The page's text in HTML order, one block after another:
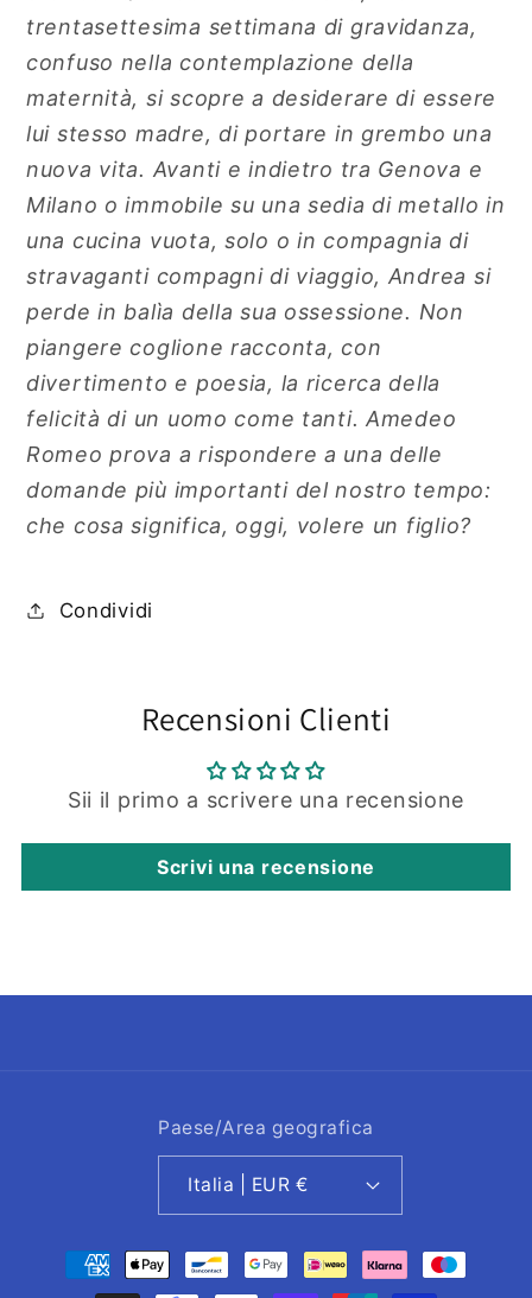
trentasettesima settimana di gravidanza,
confuso nella contemplazione della
maternità, si scopre a desiderare di essere
lui stesso madre, di portare in grembo una
nuova vita. Avanti e indietro tra Genova e
Milano o immobile su una sedia di metallo in
una cucina vuota, solo o in compagnia di
stravaganti compagni di viaggio, Andrea si
perde in balìa della sua ossessione. Non
piangere coglione racconta, con
divertimento e poesia, la ricerca della
felicità di un uomo come tanti. Amedeo
Romeo prova a rispondere a una delle
domande più importanti del nostro tempo:
che cosa significa, oggi, volere un figlio?
Condividi
Recensioni Clienti
Sii il primo a scrivere una recensione
Scrivi una recensione
Paese/Area geografica
Italia | EUR €
Metodi
di